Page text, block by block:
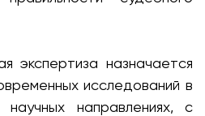
экспертиза назначается
исследований в
направлениях, с